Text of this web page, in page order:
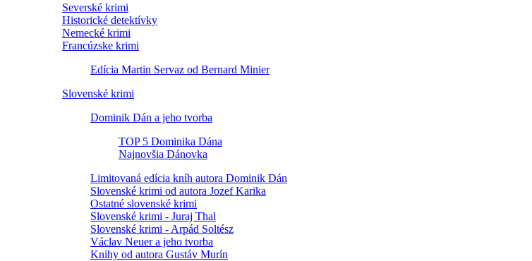
Severské krimi
Historické detektívky
Nemecké krimi
Francúzske krimi
Edícia Martin Servaz od Bernard Minier
Slovenské krimi
Dominik Dán a jeho tvorba
TOP 5 Dominika Dána
Najnovšia Dánovka
Limitovaná edícia kníh autora Dominik Dán
Slovenské krimi od autora Jozef Karika
Ostatné slovenské krimi
Slovenské krimi - Juraj Thal
Slovenské krimi - Arpád Soltész
Václav Neuer a jeho tvorba
Knihy od autora Gustáv Murín